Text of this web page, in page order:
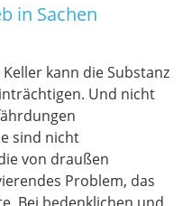
in Sachen
kann die Substanz
Und nicht
sind nicht
von draußen
Problem, das
Bei bedenklichen und